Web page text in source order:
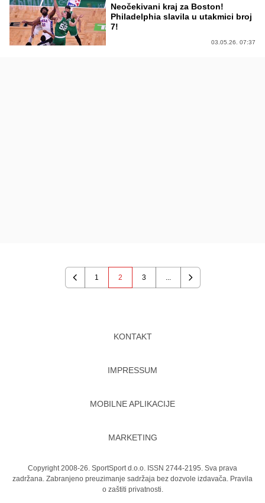
Neočekivani kraj za Boston!
Philadelphia slavila u utakmici broj
7!
03.05.26. 07:37
Previous
1 2 3 ...
Next
KONTAKT
IMPRESSUM
MOBILNE APLIKACIJE
MARKETING
Copyright 2008-26. SportSport d.o.o. ISSN 2744-2195. Sva prava
zadržana. Zabranjeno preuzimanje sadržaja bez dozvole izdavača. Pravila
o zaštiti privatnosti.